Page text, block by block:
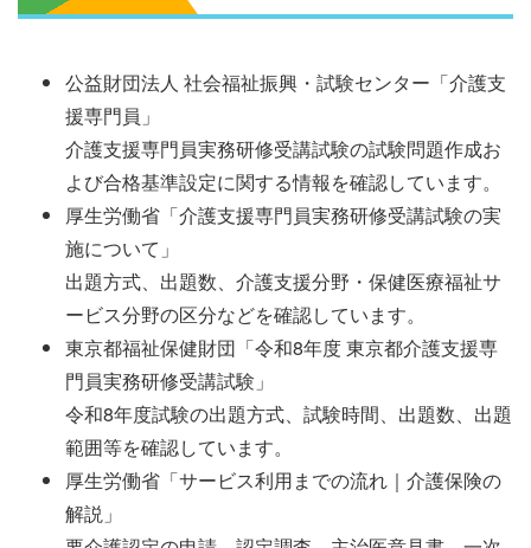
公益財団法人 社会福祉振興・試験センター「介護支
援専門員」
介護支援専門員実務研修受講試験の試験問題作成お
よび合格基準設定に関する情報を確認しています。
厚生労働省「介護支援専門員実務研修受講試験の実
施について」
出題方式、出題数、介護支援分野・保健医療福祉サ
ービス分野の区分などを確認しています。
東京都福祉保健財団「令和8年度 東京都介護支援専
門員実務研修受講試験」
令和8年度試験の出題方式、試験時間、出題数、出題
範囲等を確認しています。
厚生労働省「サービス利用までの流れ｜介護保険の
解説」